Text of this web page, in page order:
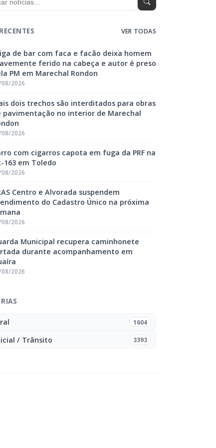
VER TODAS
de bar com faca e facão deixa homem
ferido na cabeça e autor é preso
PM em Marechal Rondon
2026
dois trechos são interditados para obras
pavimentação no interior de Marechal
2026
com cigarros capota em fuga da PRF na
163 em Toledo
2026
Centro e Alvorada suspendem
do Cadastro Único na próxima
2026
Municipal recupera caminhonete
durante acompanhamento em
2026
1604
/ Trânsito 3393